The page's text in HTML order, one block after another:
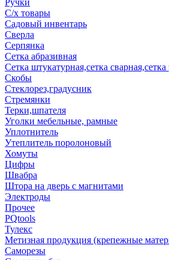
Ручки
С/х товары
Садовый инвентарь
Сверла
Серпянка
Сетка абразивная
Сетка штукатурная,сетка сварная,сетка
Скобы
Стеклорез,градусник
Стремянки
Терки,шпателя
Уголки мебельные, рамные
Уплотнитель
Утеплитель поролоновый
Хомуты
Цифры
Швабра
Штора на дверь с магнитами
Электроды
Прочее
PQtools
Тулекс
Метизная продукция (крепежные
Саморезы